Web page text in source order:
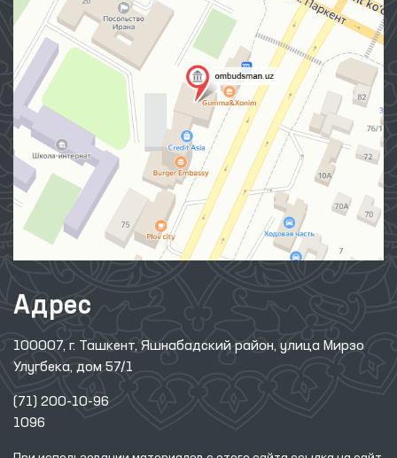
Адрес
100007, г. Ташкент, Яшнабадский район, улица Мирзо
Улугбека, дом 57/1
(71) 200-10-96
1096